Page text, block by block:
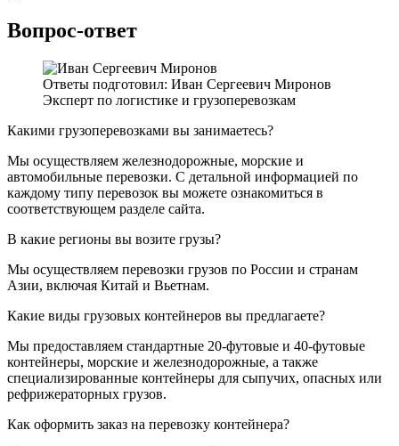
Вопрос-ответ
Ответы подготовил: Иван Сергеевич Миронов
Эксперт по логистике и грузоперевозкам
Какими грузоперевозками вы занимаетесь?
Мы осуществляем железнодорожные, морские и
автомобильные перевозки. С детальной информацией по
каждому типу перевозок вы можете ознакомиться в
соответствующем разделе сайта.
В какие регионы вы возите грузы?
Мы осуществляем перевозки грузов по России и странам
Азии, включая Китай и Вьетнам.
Какие виды грузовых контейнеров вы предлагаете?
Мы предоставляем стандартные 20-футовые и 40-футовые
контейнеры, морские и железнодорожные, а также
специализированные контейнеры для сыпучих, опасных или
рефрижераторных грузов.
Как оформить заказ на перевозку контейнера?